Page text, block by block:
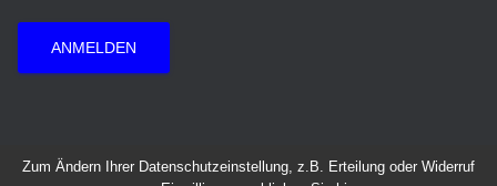
ANMELDEN
Zum Ändern Ihrer Datenschutzeinstellung, z.B. Erteilung oder Widerruf